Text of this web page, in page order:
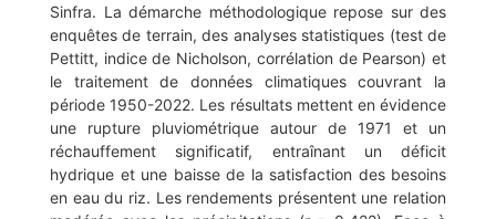
Sinfra. La démarche méthodologique repose sur des
enquêtes de terrain, des analyses statistiques (test de
Pettitt, indice de Nicholson, corrélation de Pearson) et
le traitement de données climatiques couvrant la
période 1950-2022. Les résultats mettent en évidence
une rupture pluviométrique autour de 1971 et un
réchauffement significatif, entraînant un déficit
hydrique et une baisse de la satisfaction des besoins
en eau du riz. Les rendements présentent une relation